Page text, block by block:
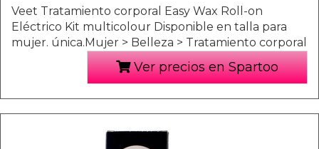
Veet Tratamiento corporal Easy Wax Roll-on
Eléctrico Kit multicolour Disponible en talla para
mujer. única.Mujer > Belleza > Tratamiento corporal
Ver precios en Spartoo